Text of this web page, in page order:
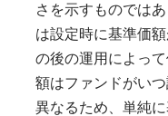
さを示すものでは
は設定時に基準価
の後の運用によっ
額はファンドがい
異なるため、単純